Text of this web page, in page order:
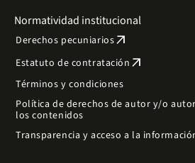
Normatividad institucional
Derechos pecuniariosarrow_outward
Estatuto de contratación arrow_outward
Términos y condiciones
Política de derechos de autor y/o
los contenidos
Transparencia y acceso a la